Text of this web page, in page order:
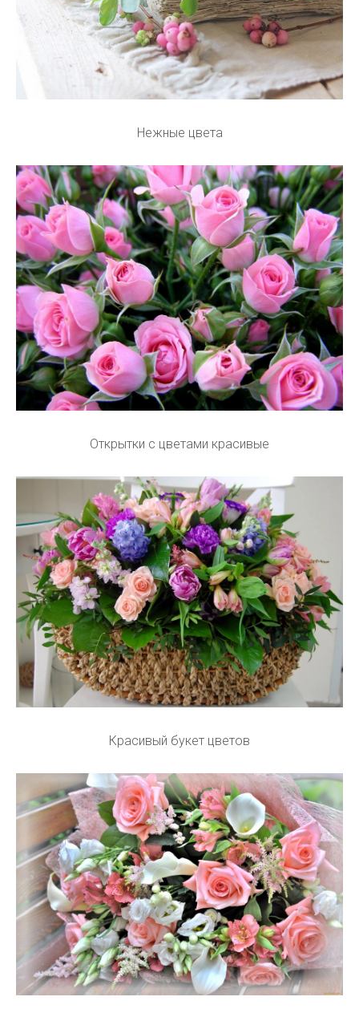
Нежные цвета
Открытки с цветами красивые
Красивый букет цветов